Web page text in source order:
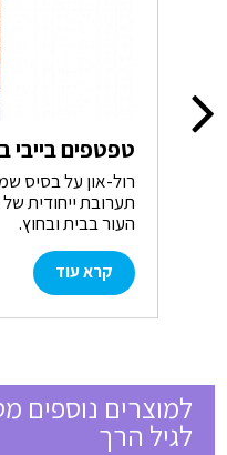
טפטפים בייבי
רול-און על בסיס
תערובת ייחודית
העור בבית ובחוץ.
קרא עוד
למוצרים נוספים
לגיל הרך